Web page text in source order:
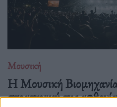
Μουσική
Η Μουσική
στρατηγική της